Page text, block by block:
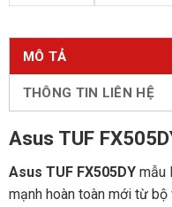
MÔ TẢ
THÔNG TIN LIÊN HỆ
Asus TUF
Asus TUF FX505DYmẫu
mạnh hoàn toàn mới từ